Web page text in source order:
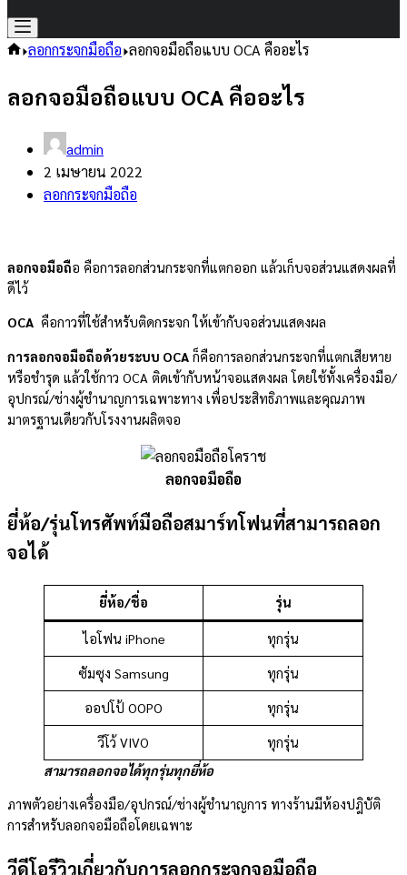
Home
ลอกกระจกมือถือ ลอกจอมือถือแบบ OCA คืออะไร
ลอกจอมือถือแบบ OCA คืออะไร
admin
2 เมษายน 2022
ลอกกระจกมือถือ
ลอกจอมือถือ คือการลอกส่วนกระจกที่แตกออก แล้วเก็บจอส่วนแสดงผลที่
ดีไว้
OCA คือกาวที่ใช้สำหรับติดกระจก ให้เข้ากับจอส่วนแสดงผล
การลอกจอมือถือด้วยระบบ OCA ก็คือการลอกส่วนกระจกที่แตกเสียหาย
หรือชำรุด แล้วใช้กาว OCA ติดเข้ากับหน้าจอแสดงผล โดยใช้ทั้งเครื่องมือ/
อุปกรณ์/ช่างผู้ชำนาญการเฉพาะทาง เพื่อประสิทธิภาพและคุณภาพ
มาตรฐานเดียวกับโรงงานผลิตจอ
ลอกจอมือถือ
ยี่ห้อ/รุ่นโทรศัพท์มือถือสมาร์ทโฟนที่สามารถลอก
จอได้
ยี่ห้อ/ชื่อ รุ่น
ไอโฟน iPhone ทุกรุ่น
ซัมซุง Samsung ทุกรุ่น
ออปโป้ OOPO ทุกรุ่น
วีโว้ VIVO
ทุกรุ่น
สามารถลอกจอได้ทุกรุ่นทุกยี่ห้อ
ภาพตัวอย่างเครื่องมือ/อุปกรณ์/ช่างผู้ชำนาญการ ทางร้านมีห้องปฎิบัติ
การสำหรับลอกจอมือถือโดยเฉพาะ
วีดีโอรีวิวเกี่ยวกับการลอกกระจกจอมือถือ